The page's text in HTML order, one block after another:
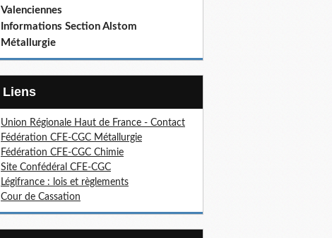
Valenciennes
Informations Section Alstom
Métallurgie
Liens
Union Régionale Haut de France - Contact
Fédération CFE-CGC Métallurgie
Fédération CFE-CGC Chimie
Site Confédéral CFE-CGC
Légifrance : lois et règlements
Cour de Cassation